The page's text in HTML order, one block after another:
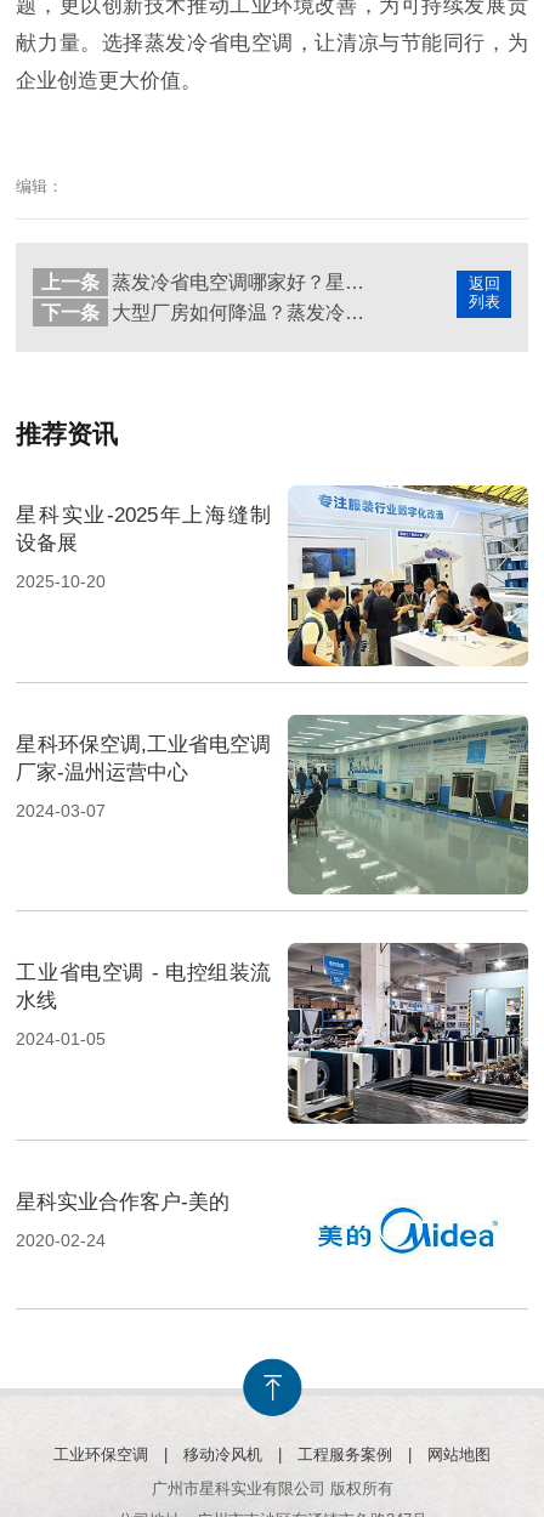
题，更以创新技术推动工业环境改善，为可持续发展贡
献力量。选择蒸发冷省电空调，让清凉与节能同行，为
企业创造更大价值。
编辑：
返回
列表
上一条
蒸发冷省电空调哪家好？星科以实力与创新给出优质答案
下一条
大型厂房如何降温？蒸发冷省电空调给出高效节能答案
推荐资讯
星科实业-2025年上海缝制
设备展
2025-10-20
星科环保空调,工业省电空调
厂家-温州运营中心
2024-03-07
工业省电空调 - 电控组装流
水线
2024-01-05
星科实业合作客户-美的
2020-02-24
工业环保空调 | 移动冷风机 | 工程服务案例 |
网站地图
广州市星科实业有限公司 版权所有